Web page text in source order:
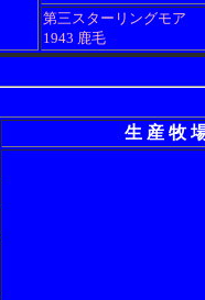
第三スターリングモア
1943 鹿毛
生 産 牧